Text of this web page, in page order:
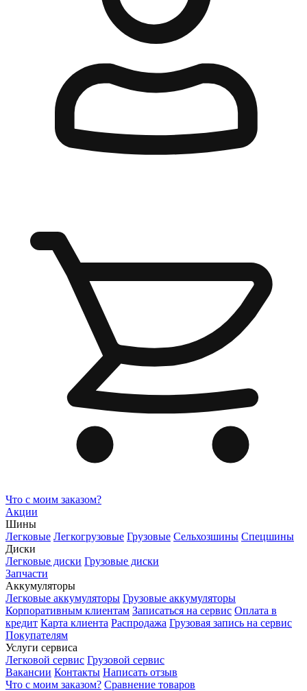
Что с моим заказом?
Акции
Шины
Легковые Легкогрузовые Грузовые Сельхозшины Спецшины
Диски
Легковые диски Грузовые диски
Запчасти
Аккумуляторы
Легковые аккумуляторы Грузовые аккумуляторы
Корпоративным клиентам Записаться на сервис Оплата в
кредит Карта клиента Распродажа Грузовая запись на сервис
Покупателям
Услуги сервиса
Легковой сервис Грузовой сервис
Вакансии Контакты Написать отзыв
Что с моим заказом? Сравнение товаров